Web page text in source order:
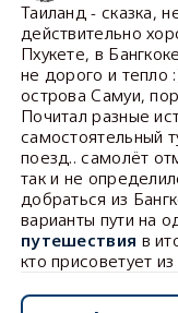
Таиланд - сказка,
действительно
Пхукете, в
не дорого и тепло
острова Самуи,
Почитал разные
самостоятельный
поезд.. самолёт
так и не
добраться из
варианты пути на
путешествия в
кто присоветует